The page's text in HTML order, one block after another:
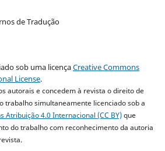
de Tradução
sob uma licençaCreative Commons
License.
autorais e concedem à revista o direito de
trabalho simultaneamente licenciado sob a
Atribuição 4.0 Internacional (CC BY)que
do trabalho com reconhecimento da autoria